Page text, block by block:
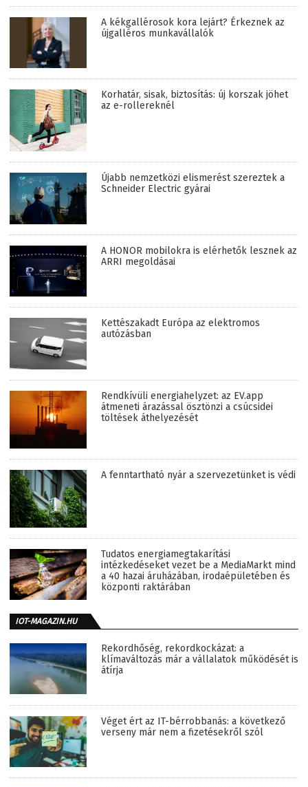
A kékgallérosok kora lejárt? Érkeznek az
újgalléros munkavállalók
Korhatár, sisak, biztosítás: új korszak jöhet
az e-rollereknél
Újabb nemzetközi elismerést szereztek a
Schneider Electric gyárai
A HONOR mobilokra is elérhetők lesznek az
ARRI megoldásai
Kettészakadt Európa az elektromos
autózásban
Rendkívüli energiahelyzet: az EV.app
átmeneti árazással ösztönzi a csúcsidei
töltések áthelyezését
A fenntartható nyár a szervezetünket is védi
Tudatos energiamegtakarítási
intézkedéseket vezet be a MediaMarkt mind
a 40 hazai áruházában, irodaépületében és
központi raktárában
IOT-MAGAZIN.HU
Rekordhőség, rekordkockázat: a
klímaváltozás már a vállalatok működését is
átírja
Véget ért az IT-bérrobbanás: a következő
verseny már nem a fizetésekről szól